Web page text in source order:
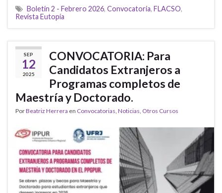
Boletín 2 - Febrero 2026, Convocatoria, FLACSO,
Revista Eutopía
SEP
12
2025
CONVOCATORIA: Para
Candidatos Extranjeros a
Programas completos de
Maestría y Doctorado.
PorBeatriz Herrera en Convocatorias Noticias Otros Cursos